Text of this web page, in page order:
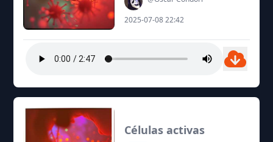
2025-07-08 22:42
Células activas